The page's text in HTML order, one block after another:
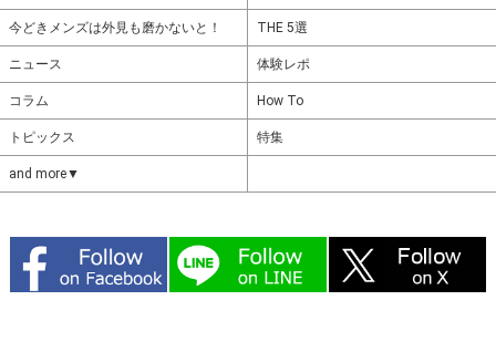
今どきメンズは外見も磨かないと！ THE 5選
ニュース 体験レポ
コラム How To
トピックス 特集
and more▼